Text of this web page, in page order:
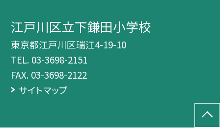
江戸川区立下鎌田小学校
東京都江戸川区瑞江4-19-10
TEL. 03-3698-2151
FAX. 03-3698-2122
サイトマップ